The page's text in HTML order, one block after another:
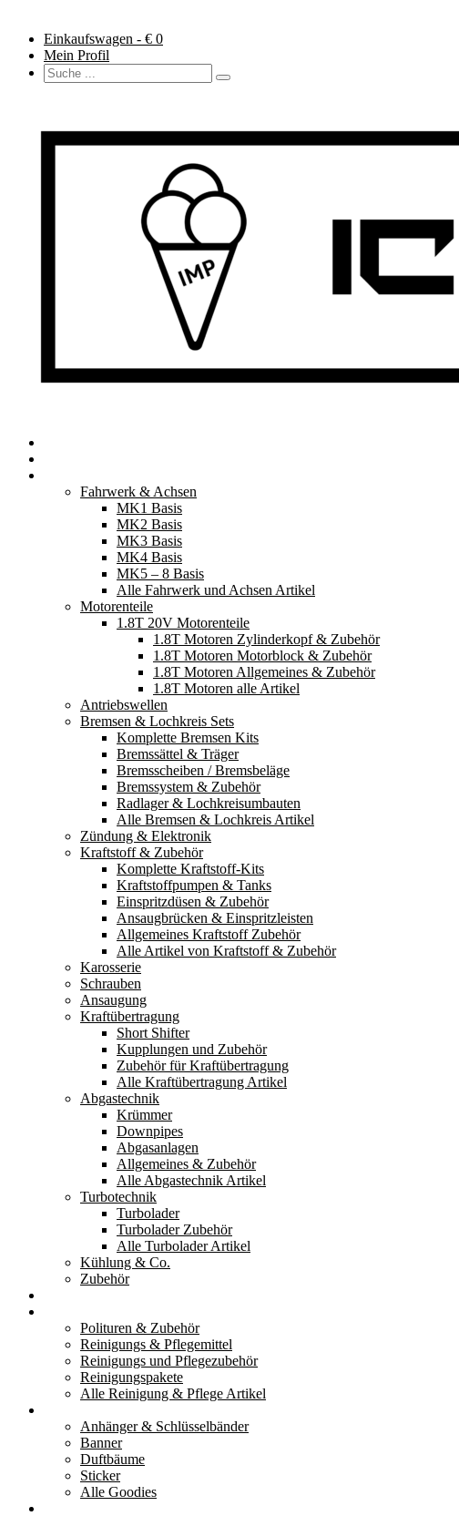
Einkaufswagen - € 0
Mein Profil
Fahrwerk & Achsen
MK1 Basis
MK2 Basis
MK3 Basis
MK4 Basis
MK5 – 8 Basis
Alle Fahrwerk und Achsen Artikel
Motorenteile
1.8T 20V Motorenteile
1.8T Motoren Zylinderkopf & Zubehör
1.8T Motoren Motorblock & Zubehör
1.8T Motoren Allgemeines & Zubehör
1.8T Motoren alle Artikel
Antriebswellen
Bremsen & Lochkreis Sets
Komplette Bremsen Kits
Bremssättel & Träger
Bremsscheiben / Bremsbeläge
Bremssystem & Zubehör
Radlager & Lochkreisumbauten
Alle Bremsen & Lochkreis Artikel
Zündung & Elektronik
Kraftstoff & Zubehör
Komplette Kraftstoff-Kits
Kraftstoffpumpen & Tanks
Einspritzdüsen & Zubehör
Ansaugbrücken & Einspritzleisten
Allgemeines Kraftstoff Zubehör
Alle Artikel von Kraftstoff & Zubehör
Karosserie
Schrauben
Ansaugung
Kraftübertragung
Short Shifter
Kupplungen und Zubehör
Zubehör für Kraftübertragung
Alle Kraftübertragung Artikel
Abgastechnik
Krümmer
Downpipes
Abgasanlagen
Allgemeines & Zubehör
Alle Abgastechnik Artikel
Turbotechnik
Turbolader
Turbolader Zubehör
Alle Turbolader Artikel
Kühlung & Co.
Zubehör
Polituren & Zubehör
Reinigungs & Pflegemittel
Reinigungs und Pflegezubehör
Reinigungspakete
Alle Reinigung & Pflege Artikel
Anhänger & Schlüsselbänder
Banner
Duftbäume
Sticker
Alle Goodies